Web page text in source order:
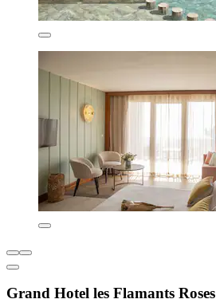
Grand Hotel les Flamants Roses